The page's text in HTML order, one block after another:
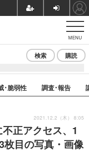
MENU
検索 購読
･脆弱性 調査･報告
不正アクセス、1
枚目の写真・画像
2021.12.2（木） 8:05